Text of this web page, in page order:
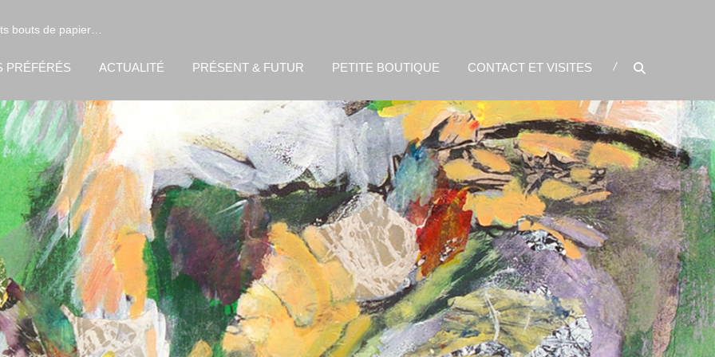
bouts de papier…
PRÉFÉRÉS ACTUALITÉ PRÉSENT & FUTUR PETITE BOUTIQUE CONTACT ET VISITES